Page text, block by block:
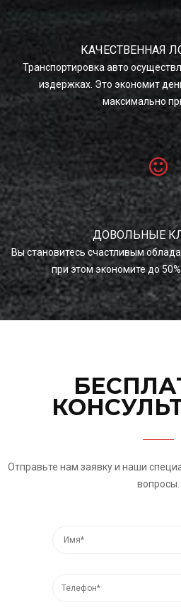
КАЧЕСТВЕННАЯ
Транспортировка авто
издержках. Это экономит
максимально
ДОВОЛЬНЫЕ
Вы становитесь счастливым
при этом экономите до
Отправьте нам заявку и наши
вопросы.